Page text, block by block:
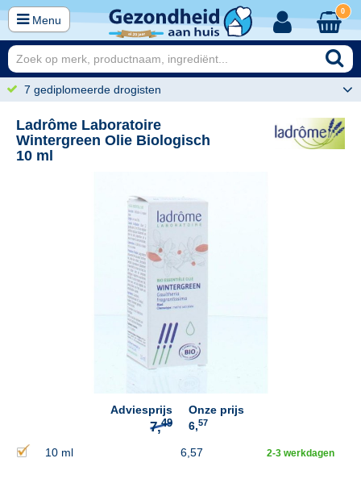
Menu
0
7 gediplomeerde drogisten
Ladrôme Laboratoire
Wintergreen Olie Biologisch
10 ml
Adviesprijs
7,49
Onze prijs
6,57
10 ml 6,57 2-3 werkdagen